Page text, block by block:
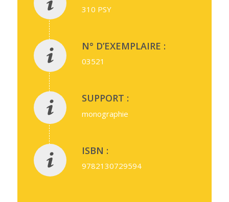
310 PSY
N° D’EXEMPLAIRE :
03521
SUPPORT :
monographie
ISBN :
9782130729594